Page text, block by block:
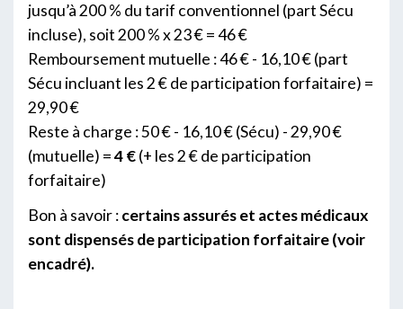
jusqu’à 200 % du tarif conventionnel (part Sécu
incluse), soit 200 % x 23 € = 46 €
Remboursement mutuelle : 46 € - 16,10 € (part
Sécu incluant les 2 € de participation forfaitaire) =
29,90 €
Reste à charge : 50 € - 16,10 € (Sécu) - 29,90 €
(mutuelle) =4 €(+ les 2 € de participation
forfaitaire)
Bon à savoir :certains assurés et actes médicaux
sont dispensés de participation forfaitaire (voir
encadré).